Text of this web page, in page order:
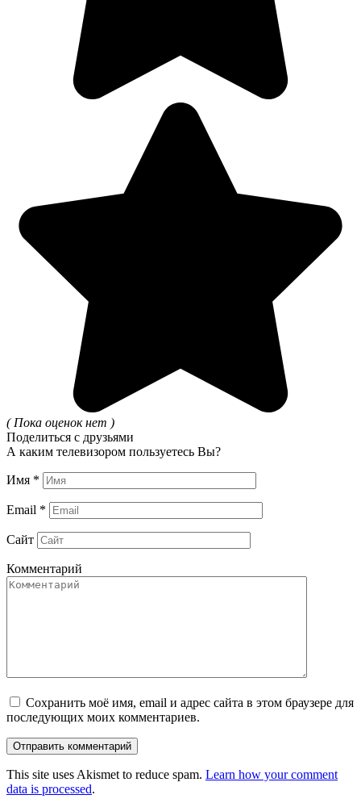
( Пока оценок нет )
Поделиться с друзьями
А каким телевизором пользуетесь Вы?
Имя *
Email *
Сайт
Комментарий
Сохранить моё имя, email и адрес сайта в этом браузере для
последующих моих комментариев.
This site uses Akismet to reduce spam. Learn how your comment
data is processed.